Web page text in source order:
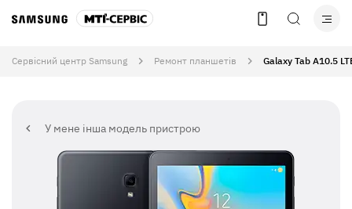
Сервісний центр Samsung Ремонт планшетів Galaxy Tab A10.5
У мене інша модель пристрою